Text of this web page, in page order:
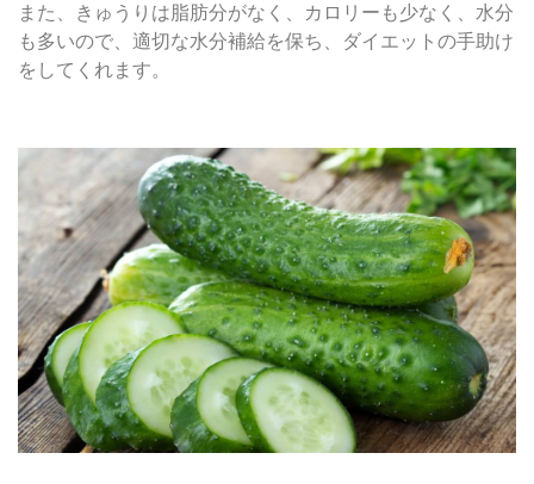
また、きゅうりは脂肪分がなく、カロリーも少なく、水分
も多いので、適切な水分補給を保ち、ダイエットの手助け
をしてくれます。